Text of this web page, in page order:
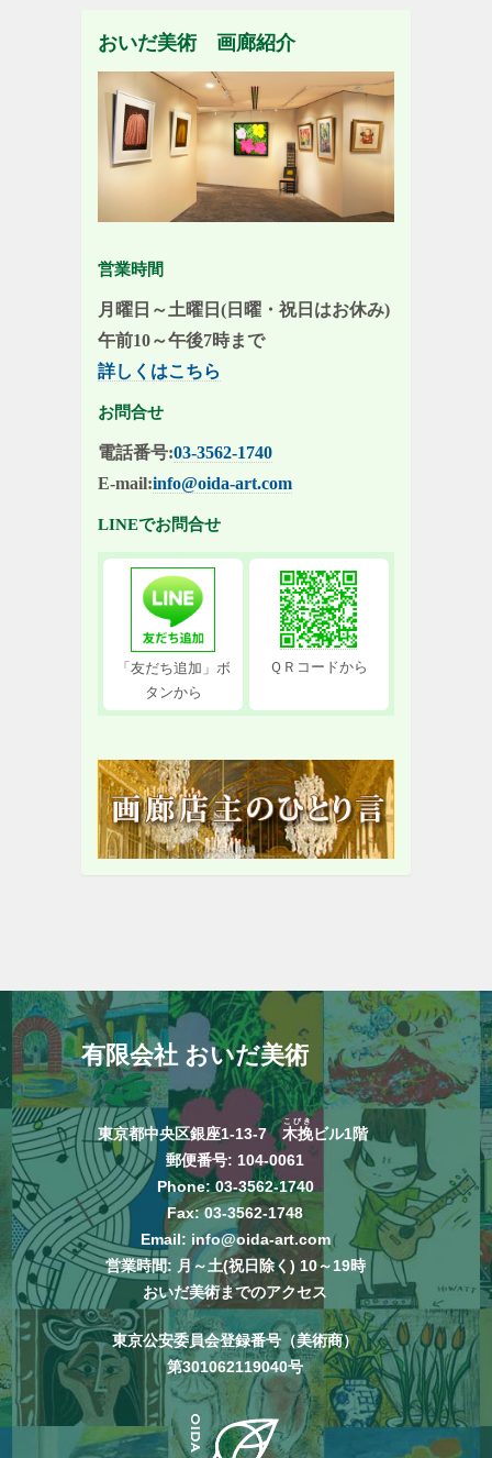
おいだ美術 画廊紹介
営業時間
月曜日～土曜日(日曜・祝日はお休み)
午前10～午後7時まで
詳しくはこちら
お問合せ
電話番号:03-3562-1740
E-mail:info@oida-art.com
LINEでお問合せ
「友だち追加」ボ
タンから
ＱＲコードから
有限会社 おいだ美術
東京都中央区銀座1-13-7木挽
こびき
ビル1階
郵便番号: 104-0061
Phone: 03-3562-1740
Fax: 03-3562-1748
Email: info@oida-art.com
営業時間: 月～土(祝日除く) 10～19時
おいだ美術までのアクセス
東京公安委員会登録番号（美術商）
第301062119040号